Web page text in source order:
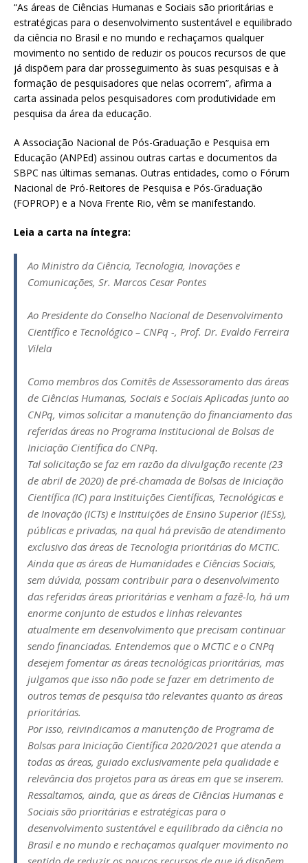
“As áreas de Ciências Humanas e Sociais são prioritárias e
estratégicas para o desenvolvimento sustentável e equilibrado
da ciência no Brasil e no mundo e rechaçamos qualquer
movimento no sentido de reduzir os poucos recursos de que
já dispõem para dar prosseguimento às suas pesquisas e à
formação de pesquisadores que nelas ocorrem”, afirma a
carta assinada pelos pesquisadores com produtividade em
pesquisa da área da educação.
A Associação Nacional de Pós-Graduação e Pesquisa em
Educação (ANPEd) assinou outras cartas e documentos da
SBPC nas últimas semanas. Outras entidades, como o Fórum
Nacional de Pró-Reitores de Pesquisa e Pós-Graduação
(FOPROP) e a Nova Frente Rio, vêm se manifestando.
Leia a carta na íntegra:
Ao Ministro da Ciência, Tecnologia, Inovações e
Comunicações, Sr. Marcos Cesar Pontes
Ao Presidente do Conselho Nacional de Desenvolvimento
Científico e Tecnológico – CNPq -, Prof. Dr. Evaldo Ferreira
Vilela
Como membros dos Comitês de Assessoramento das áreas
de Ciências Humanas, Sociais e Sociais Aplicadas junto ao
CNPq, vimos solicitar a manutenção do financiamento das
referidas áreas no Programa Institucional de Bolsas de
Iniciação Científica do CNPq.
Tal solicitação se faz em razão da divulgação recente (23
de abril de 2020) de pré-chamada de Bolsas de Iniciação
Científica (IC) para Instituições Científicas, Tecnológicas e
de Inovação (ICTs) e Instituições de Ensino Superior (IESs),
públicas e privadas, na qual há previsão de atendimento
exclusivo das áreas de Tecnologia prioritárias do MCTIC.
Ainda que as áreas de Humanidades e Ciências Sociais,
sem dúvida, possam contribuir para o desenvolvimento
das referidas áreas prioritárias e venham a fazê-lo, há um
enorme conjunto de estudos e linhas relevantes
atualmente em desenvolvimento que precisam continuar
sendo financiadas. Entendemos que o MCTIC e o CNPq
desejem fomentar as áreas tecnológicas prioritárias, mas
julgamos que isso não pode se fazer em detrimento de
outros temas de pesquisa tão relevantes quanto as áreas
prioritárias.
Por isso, reivindicamos a manutenção de Programa de
Bolsas para Iniciação Científica 2020/2021 que atenda a
todas as áreas, guiado exclusivamente pela qualidade e
relevância dos projetos para as áreas em que se inserem.
Ressaltamos, ainda, que as áreas de Ciências Humanas e
Sociais são prioritárias e estratégicas para o
desenvolvimento sustentável e equilibrado da ciência no
Brasil e no mundo e rechaçamos qualquer movimento no